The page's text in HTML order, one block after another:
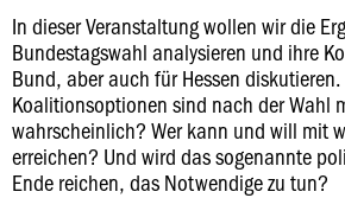
In dieser Veranstaltung wollen wir die
Bundestagswahl analysieren und ihre
Bund, aber auch für Hessen
Koalitionsoptionen sind nach der Wahl
wahrscheinlich? Wer kann und will mit
erreichen? Und wird das sogenannte
Ende reichen, das Notwendige zu tun?